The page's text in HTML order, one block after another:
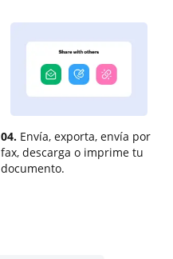
04. Envía, exporta, envía por
fax, descarga o imprime tu
documento.